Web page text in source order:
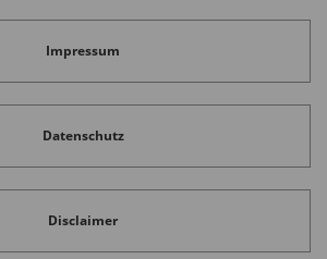
Impressum
Datenschutz
Disclaimer